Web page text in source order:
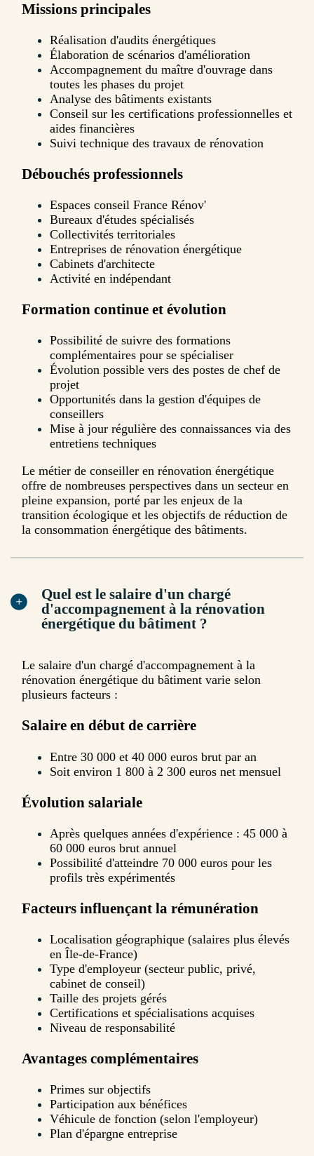
Missions principales
Réalisation d'audits énergétiques
Élaboration de scénarios d'amélioration
Accompagnement du maître d'ouvrage dans
toutes les phases du projet
Analyse des bâtiments existants
Conseil sur les certifications professionnelles et
aides financières
Suivi technique des travaux de rénovation
Débouchés professionnels
Espaces conseil France Rénov'
Bureaux d'études spécialisés
Collectivités territoriales
Entreprises de rénovation énergétique
Cabinets d'architecte
Activité en indépendant
Formation continue et évolution
Possibilité de suivre des formations
complémentaires pour se spécialiser
Évolution possible vers des postes de chef de
projet
Opportunités dans la gestion d'équipes de
conseillers
Mise à jour régulière des connaissances via des
entretiens techniques
Le métier de conseiller en rénovation énergétique
offre de nombreuses perspectives dans un secteur en
pleine expansion, porté par les enjeux de la
transition écologique et les objectifs de réduction de
la consommation énergétique des bâtiments.
Quel est le salaire d'un chargé
d'accompagnement à la rénovation
énergétique du bâtiment ?
Le salaire d'un chargé d'accompagnement à la
rénovation énergétique du bâtiment varie selon
plusieurs facteurs :
Salaire en début de carrière
Entre 30 000 et 40 000 euros brut par an
Soit environ 1 800 à 2 300 euros net mensuel
Évolution salariale
Après quelques années d'expérience : 45 000 à
60 000 euros brut annuel
Possibilité d'atteindre 70 000 euros pour les
profils très expérimentés
Facteurs influençant la rémunération
Localisation géographique (salaires plus élevés
en Île-de-France)
Type d'employeur (secteur public, privé,
cabinet de conseil)
Taille des projets gérés
Certifications et spécialisations acquises
Niveau de responsabilité
Avantages complémentaires
Primes sur objectifs
Participation aux bénéfices
Véhicule de fonction (selon l'employeur)
Plan d'épargne entreprise